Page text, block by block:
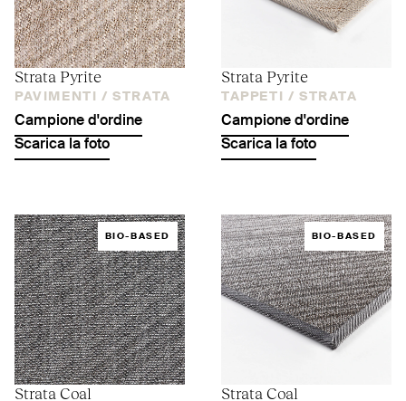
Strata Pyrite
PAVIMENTI / STRATA
Campione d'ordine
Scarica la foto
Strata Pyrite
TAPPETI / STRATA
Campione d'ordine
Scarica la foto
BIO-BASED
Strata Coal
BIO-BASED
Strata Coal